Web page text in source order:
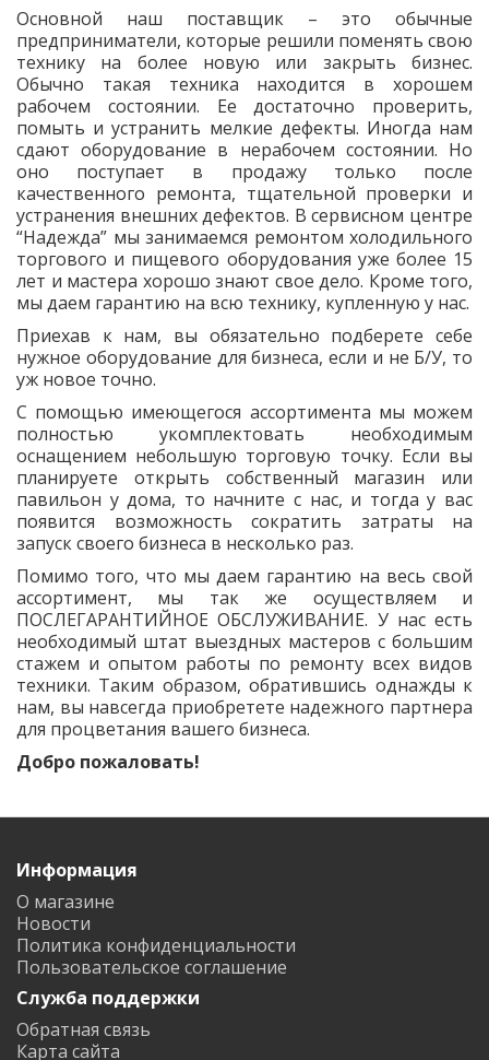
Основной наш поставщик – это обычные
предприниматели, которые решили поменять свою
технику на более новую или закрыть бизнес.
Обычно такая техника находится в хорошем
рабочем состоянии. Ее достаточно проверить,
помыть и устранить мелкие дефекты. Иногда нам
сдают оборудование в нерабочем состоянии. Но
оно поступает в продажу только после
качественного ремонта, тщательной проверки и
устранения внешних дефектов. В сервисном центре
“Надежда” мы занимаемся ремонтом холодильного
торгового и пищевого оборудования уже более 15
лет и мастера хорошо знают свое дело. Кроме того,
мы даем гарантию на всю технику, купленную у нас.
Приехав к нам, вы обязательно подберете себе
нужное оборудование для бизнеса, если и не Б/У, то
уж новое точно.
С помощью имеющегося ассортимента мы можем
полностью укомплектовать необходимым
оснащением небольшую торговую точку. Если вы
планируете открыть собственный магазин или
павильон у дома, то начните с нас, и тогда у вас
появится возможность сократить затраты на
запуск своего бизнеса в несколько раз.
Помимо того, что мы даем гарантию на весь свой
ассортимент, мы так же осуществляем и
ПОСЛЕГАРАНТИЙНОЕ ОБСЛУЖИВАНИЕ. У нас есть
необходимый штат выездных мастеров с большим
стажем и опытом работы по ремонту всех видов
техники. Таким образом, обратившись однажды к
нам, вы навсегда приобретете надежного партнера
для процветания вашего бизнеса.
Добро пожаловать!
Информация
О магазине
Новости
Политика конфиденциальности
Пользовательское соглашение
Служба поддержки
Обратная связь
Карта сайта